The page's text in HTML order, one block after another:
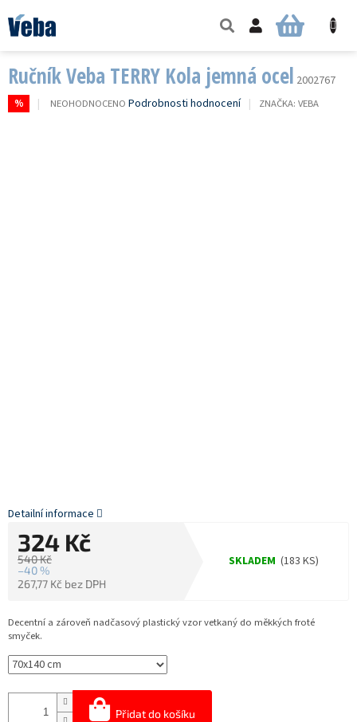
na
obsah
NÁKUPNÍ
Ručník Veba TERRY Kola jemná ocel 2002767
%
PRŮMĚRNÉ
NEOHODNOCENO Podrobnosti hodnocení ZNAČKA: VEBA
540 Kč
–40 %
324 Kč
267,77 Kč bez DPH
SKLADEM (183 KS)
Přidat do košíku
Decentní a zároveň nadčasový plastický vzor vetkaný do měkkých froté
smyček.
Detailní informace